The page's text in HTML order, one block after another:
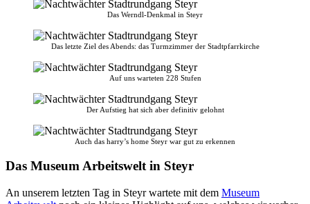
Das Werndl-Denkmal in Steyr
Das letzte Ziel des Abends: das Turmzimmer der Stadtpfarrkirche
Auf uns warteten 228 Stufen
Der Aufstieg hat sich aber definitiv gelohnt
Auch das harry’s home Steyr war gut zu erkennen
Das Museum Arbeitswelt in Steyr
An unserem letzten Tag in Steyr wartete mit dem Museum